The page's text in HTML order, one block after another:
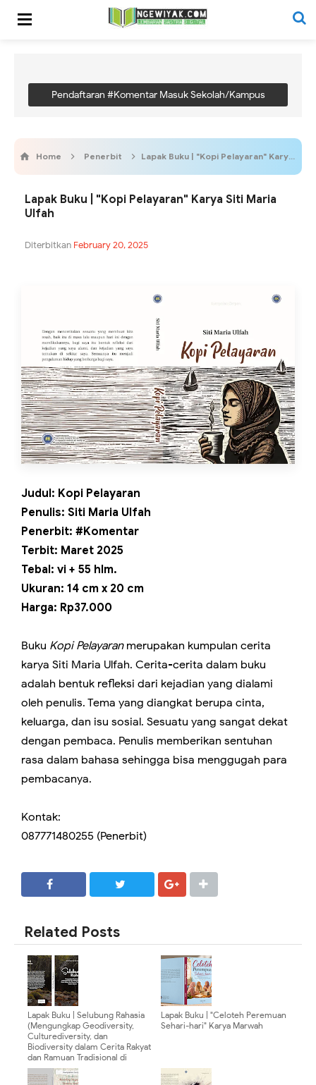
Pendaftaran #Komentar Masuk Sekolah/Kampus
Home Penerbit Lapak Buku | "Kopi Pelayaran" Karya Siti Maria Ulfah
Lapak Buku | "Kopi Pelayaran" Karya Siti Maria
Ulfah
Diterbitkan February 20, 2025
Judul: Kopi Pelayaran
Penulis: Siti Maria Ulfah
Penerbit: #Komentar
Terbit: Maret 2025
Tebal: vi + 55 hlm.
Ukuran: 14 cm x 20 cm
Harga: Rp37.000
Buku Kopi Pelayaran merupakan kumpulan cerita
karya Siti Maria Ulfah. Cerita-cerita dalam buku
adalah bentuk refleksi dari kejadian yang dialami
oleh penulis. Tema yang diangkat berupa cinta,
keluarga, dan isu sosial. Sesuatu yang sangat dekat
dengan pembaca. Penulis memberikan sentuhan
rasa dalam bahasa sehingga bisa menggugah para
pembacanya.
Kontak:
087771480255 (Penerbit)
Related Posts
Lapak Buku | Selubung Rahasia
(Mengungkap Geodiversity,
Culturediversity, dan
Biodiversity dalam Cerita Rakyat
dan Ramuan Tradisional di
Banten Selatan) Karya Badrul
Munir dan DC Aryadi
Lapak Buku | "Celoteh Peremuan
Sehari-hari" Karya Marwah